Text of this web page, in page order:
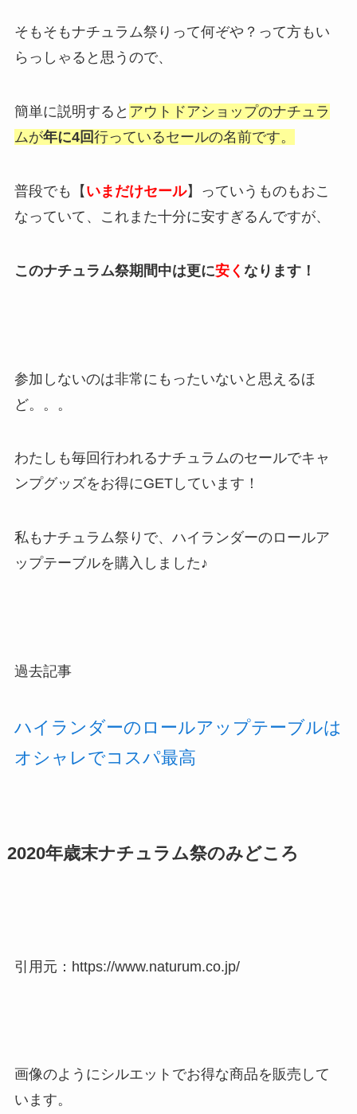
そもそもナチュラム祭りって何ぞや？って方もい
らっしゃると思うので、
簡単に説明すると アウトドアショップのナチュラ
ムが年に4回行っているセールの名前です。
普段でも【 いまだけセール】っていうものもおこ
なっていて、これまた十分に安すぎるんですが、
このナチュラム祭期間中は更に安く なります！
参加しないのは非常にもったいないと思えるほ
ど。。。
わたしも毎回行われるナチュラムのセールでキャ
ンプグッズをお得にGETしています！
私もナチュラム祭りで、ハイランダーのロールア
ップテーブルを購入しました♪
過去記事
ハイランダーのロールアップテーブルは
オシャレでコスパ最高
2020年歳末ナチュラム祭のみどころ
引用元：https://www.naturum.co.jp/
画像のようにシルエットでお得な商品を販売して
います。